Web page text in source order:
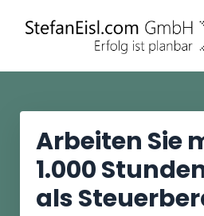
Arbeiten Sie
1.000
als